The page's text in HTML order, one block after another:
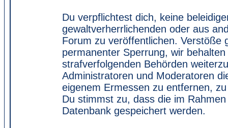
Du verpflichtest dich, keine
gewaltverherrlichenden oder aus
Forum zu veröffentlichen. Verstöße
permanenter Sperrung, wir
strafverfolgenden Behörden
Administratoren und Moderatoren
eigenem Ermessen zu entfernen,
Du stimmst zu, dass die im
Datenbank gespeichert werden.